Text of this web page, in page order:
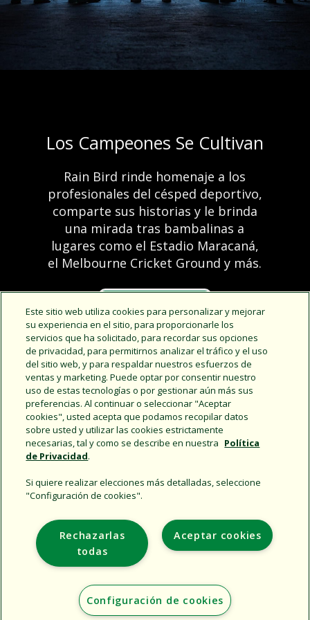
Los Campeones Se Cultivan
Rain Bird rinde homenaje a los
profesionales del césped deportivo,
comparte sus historias y le brinda
una mirada tras bambalinas a
lugares como el Estadio Maracaná,
el Melbourne Cricket Ground y más.
VER HISTORIAS
Ventajas del riego
automático
Enhorabuena al
ganador del concurso
2023 New Product
Contest de la Irrigation
Association
Descubra FG100
Empresa
Copyright © 2026 Rain Bird Corporation. All rights reserved.
Este sitio web utiliza cookies para personalizar y mejorar
su experiencia en el sitio, para proporcionarle los
servicios que ha solicitado, para recordar sus opciones
de privacidad, para permitirnos analizar el tráfico y el uso
del sitio web, y para respaldar nuestros esfuerzos de
ventas y marketing. Puede optar por consentir nuestro
uso de estas tecnologías o por gestionar aún más sus
preferencias. Al continuar o seleccionar "Aceptar
cookies", usted acepta que podamos recopilar datos
sobre usted y utilizar las cookies estrictamente
necesarias, tal y como se describe en nuestra Política
de Privacidad.
Si quiere realizar elecciones más detalladas, seleccione
"Configuración de cookies".
Aceptar cookies
Rechazarlas
todas
Configuración de cookies